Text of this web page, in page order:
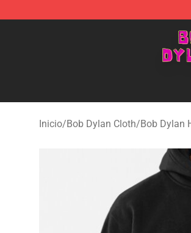
Bob Dylan Store - Official Bob
Inicio/Bob Dylan Cloth/Bob Dylan